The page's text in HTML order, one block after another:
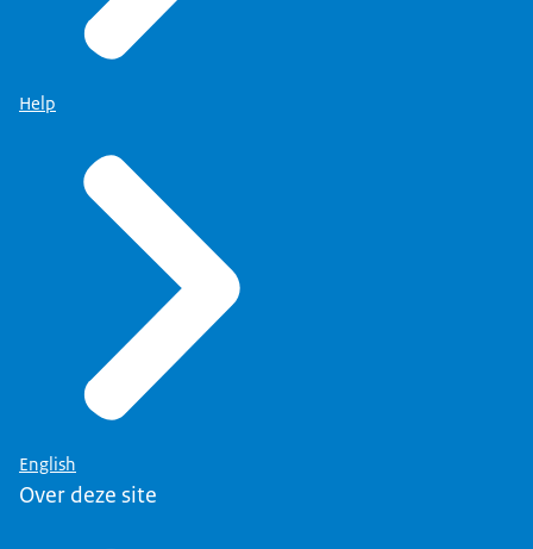
Help
English
Over deze site